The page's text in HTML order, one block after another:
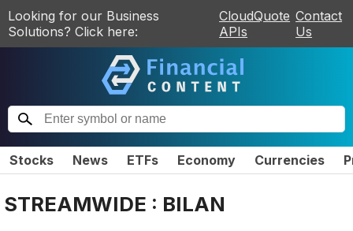
Looking for our Business
Solutions? Click here:
CloudQuote
APIs
Contact
Us
Stocks News ETFs Economy Currencies
STREAMWIDE : BILAN